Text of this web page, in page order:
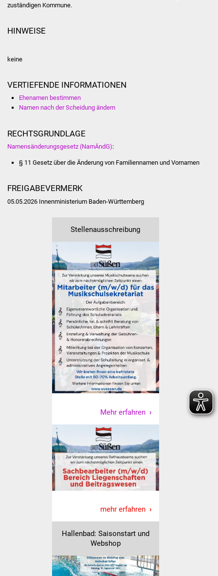
Route der
Stadtseniorenrat
Ältere
Pflegeheim
Familien
Familientreff
Kinder und Jugendliche
Schülerferienprogramm
Migration und Integration
Freundeskreis Asyl
Ukraine-Hilfe
Wohnen
Bauen in Süßen
Wohnimmobilien +
Baugrundstücke
Haushalt & Infos
Wirtschaftsförderung
Gewerbeimmobilien
zuständigen Kommune.
HINWEISE
keine
VERTIEFENDE INFORMATIONEN
Ehenamen bestimmen
Namen nach der Scheidung ändern
RECHTSGRUNDLAGE
Namensänderungsgesetz (NamÄndG):
§ 11 Gesetz über die Änderung von Familiennamen und Vornamen
FREIGABEVERMERK
05.05.2026 Innenministerium Baden-Württemberg
Stellenausschreibung
Mehr erfahren
mehr erfahren
Hallenbad: Saisonstart und
Webshop